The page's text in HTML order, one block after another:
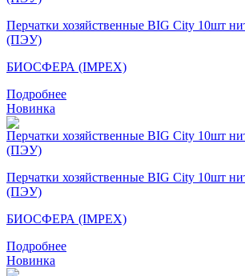
Перчатки хозяйственные BIG City 10шт
(ПЭУ)
БИОСФЕРА (IMPEX)
Подробнее
Новинка
Перчатки хозяйственные BIG City 10шт
(ПЭУ)
БИОСФЕРА (IMPEX)
Подробнее
Новинка